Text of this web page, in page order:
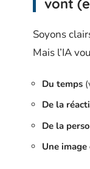
Soyons
Mais l’IA
Du temps
De la
De la
Une